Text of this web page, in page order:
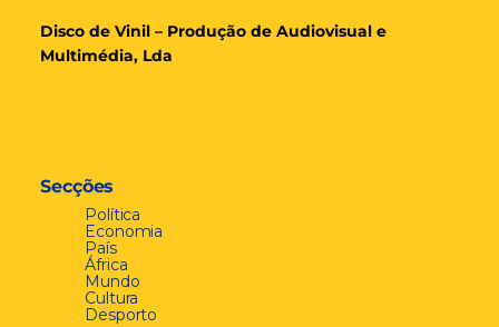
Disco de Vinil – Produção de Audiovisual e
Multimédia, Lda
Secções
Política
Economia
País
África
Mundo
Cultura
Desporto